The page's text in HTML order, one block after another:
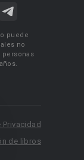
puede
no
personas
Privacidad
de libros